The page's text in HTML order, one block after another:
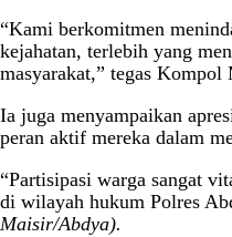
“Kami berkomitmen
kejahatan, terlebih yang
masyarakat,” tegas Kompol
Ia juga menyampaikan
peran aktif mereka dalam
“Partisipasi warga sangat
di wilayah hukum Polres
Maisir/Abdya).